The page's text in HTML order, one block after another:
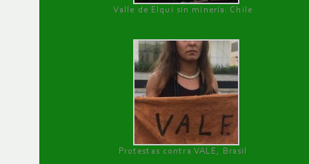
Valle de Elqui sin minería. Chile
Protestas contra VALE, Brasil